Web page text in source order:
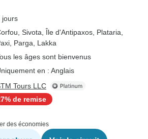
jours
, Sivota , Île d'Antipaxos , Plataria
, Parga , Lakka
les âges sont bienvenus
en : Anglais
Tours LLC
de remise
des économies